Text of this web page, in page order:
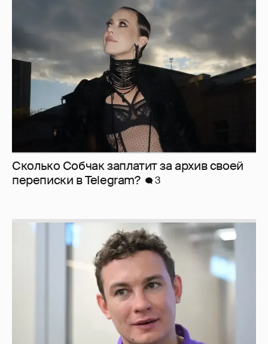
Сколько Собчак заплатит за архив своей
перeписки в Telegram?
3